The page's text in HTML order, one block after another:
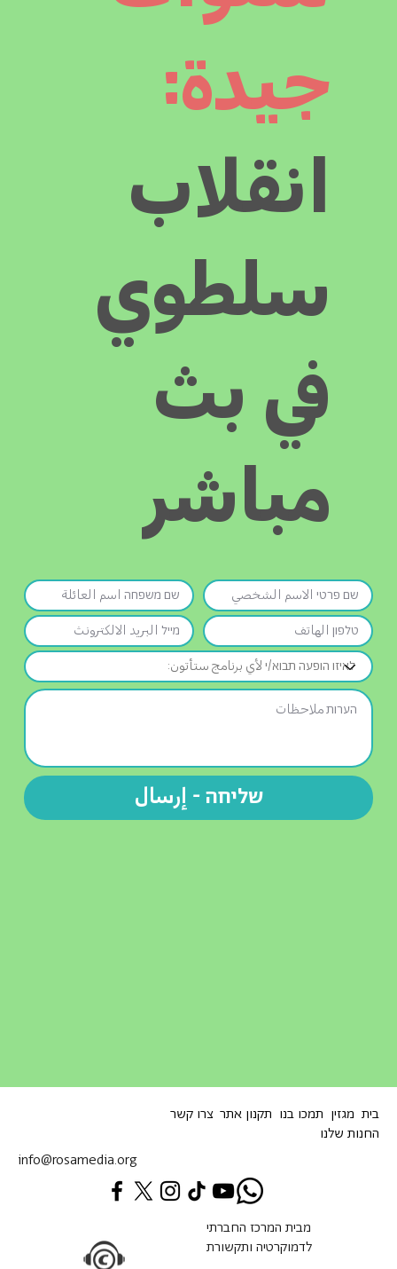
שליחה - إرسال
جيدة:
انقلاب
سلطوي
في بث
مباشر
info@rosamedia.org
בית מגזין תמכו בנו תקנון אתר צרו קשר
החנות שלנו
מבית המרכז החברתי
לדמוקרטיה ותקשורת